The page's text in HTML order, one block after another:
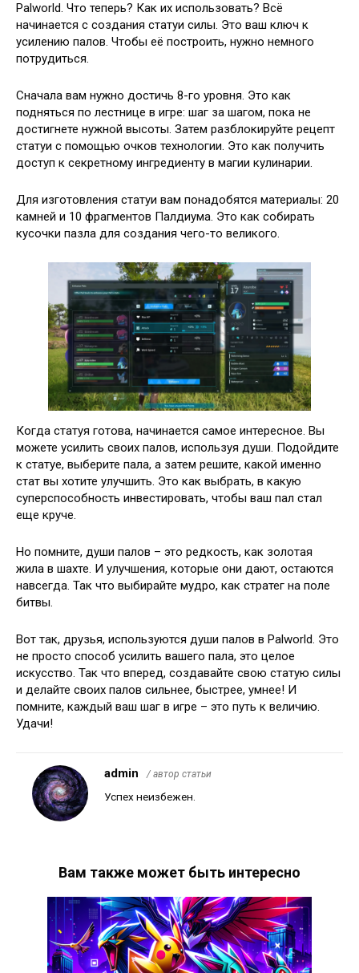
Palworld. Что теперь? Как их использовать? Всё
начинается с создания статуи силы. Это ваш ключ к
усилению палов. Чтобы её построить, нужно немного
потрудиться.
Сначала вам нужно достичь 8-го уровня. Это как
подняться по лестнице в игре: шаг за шагом, пока не
достигнете нужной высоты. Затем разблокируйте рецепт
статуи с помощью очков технологии. Это как получить
доступ к секретному ингредиенту в магии кулинарии.
Для изготовления статуи вам понадобятся материалы: 20
камней и 10 фрагментов Палдиума. Это как собирать
кусочки пазла для создания чего-то великого.
Когда статуя готова, начинается самое интересное. Вы
можете усилить своих палов, используя души. Подойдите
к статуе, выберите пала, а затем решите, какой именно
стат вы хотите улучшить. Это как выбрать, в какую
суперспособность инвестировать, чтобы ваш пал стал
еще круче.
Но помните, души палов – это редкость, как золотая
жила в шахте. И улучшения, которые они дают, остаются
навсегда. Так что выбирайте мудро, как стратег на поле
битвы.
Вот так, друзья, используются души палов в Palworld. Это
не просто способ усилить вашего пала, это целое
искусство. Так что вперед, создавайте свою статую силы
и делайте своих палов сильнее, быстрее, умнее! И
помните, каждый ваш шаг в игре – это путь к величию.
Удачи!
admin / автор статьи
Успех неизбежен.
Вам также может быть интересно